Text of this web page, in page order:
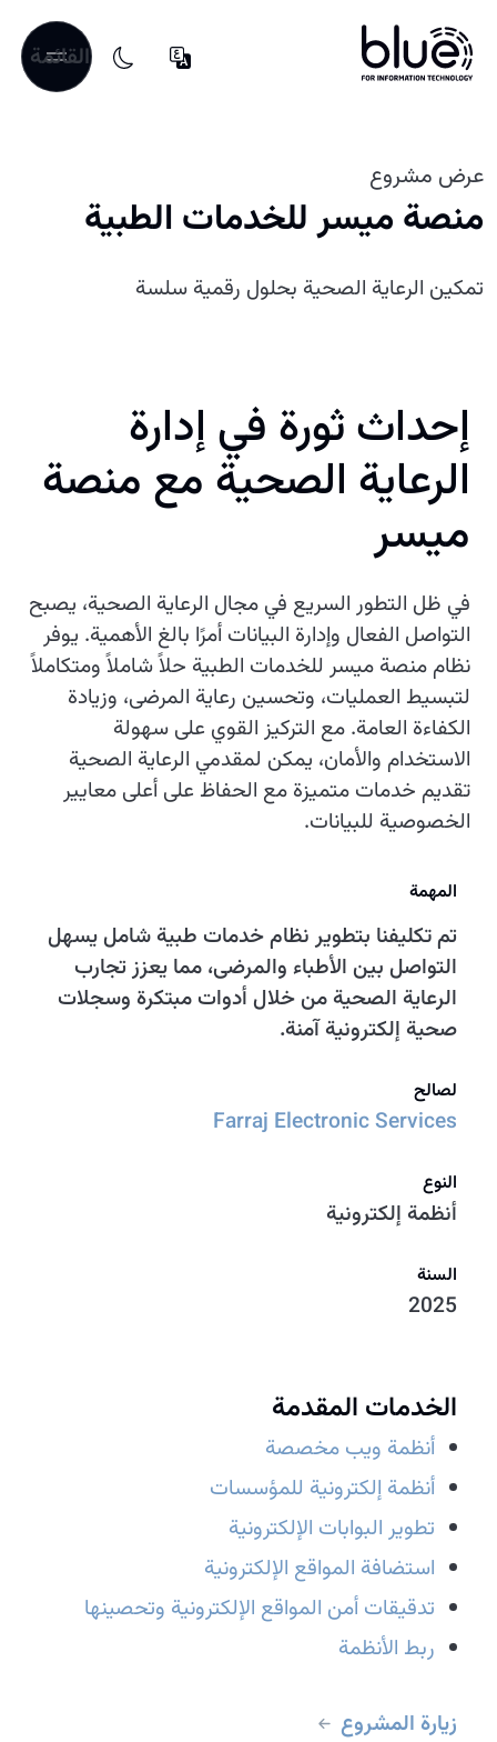
القائمة
عرض مشروع
منصة ميسر للخدمات الطبية
تمكين الرعاية الصحية بحلول رقمية سلسة
إحداث ثورة في إدارة
الرعاية الصحية مع منصة
ميسر
في ظل التطور السريع في مجال الرعاية الصحية، يصبح
التواصل الفعال وإدارة البيانات أمرًا بالغ الأهمية. يوفر
نظام منصة ميسر للخدمات الطبية حلاً شاملاً ومتكاملاً
لتبسيط العمليات، وتحسين رعاية المرضى، وزيادة
الكفاءة العامة. مع التركيز القوي على سهولة
الاستخدام والأمان، يمكن لمقدمي الرعاية الصحية
تقديم خدمات متميزة مع الحفاظ على أعلى معايير
الخصوصية للبيانات.
المهمة
تم تكليفنا بتطوير نظام خدمات طبية شامل يسهل
التواصل بين الأطباء والمرضى، مما يعزز تجارب
الرعاية الصحية من خلال أدوات مبتكرة وسجلات
صحية إلكترونية آمنة.
لصالح
Farraj Electronic Services
النوع
أنظمة إلكترونية
السنة
2025
الخدمات المقدمة
أنظمة ويب مخصصة
أنظمة إلكترونية للمؤسسات
تطوير البوابات الإلكترونية
استضافة المواقع الإلكترونية
تدقيقات أمن المواقع الإلكترونية وتحصينها
ربط الأنظمة
زيارة المشروع